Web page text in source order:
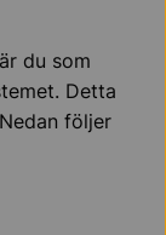
du som
Detta
följer